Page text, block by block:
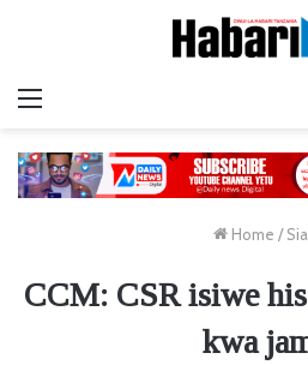
Home /
CCM: CSR isiwe
kwa